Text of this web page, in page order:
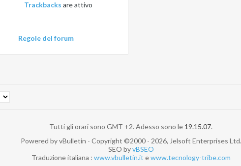
Trackbacks areattivo
Regole del forum
Tutti gli orari sono GMT +2. Adesso sono le 19.15.07.
Powered by vBulletin - Copyright ©2000 - 2026, Jelsoft Enterprises Ltd.
SEO byvBSEO
Traduzione italiana : www.vbulletin.it ewww.tecnology-tribe.com